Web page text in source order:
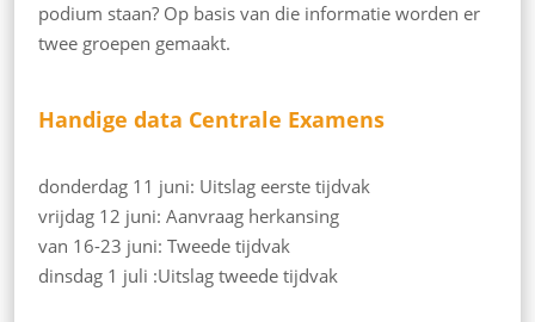
podium staan? Op basis van die informatie worden er
twee groepen gemaakt.
Handige data Centrale Examens
donderdag 11 juni: Uitslag eerste tijdvak
vrijdag 12 juni: Aanvraag herkansing
van 16-23 juni: Tweede tijdvak
dinsdag 1 juli :Uitslag tweede tijdvak